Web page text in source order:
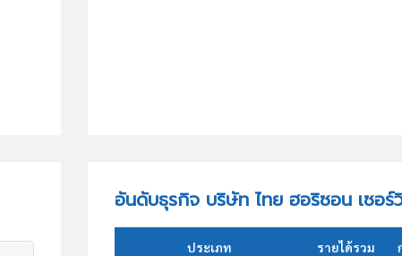
อันดับธุรกิจ บริษัท ไทย ฮอริซอน เซอ
ประเภท รายได้รวม